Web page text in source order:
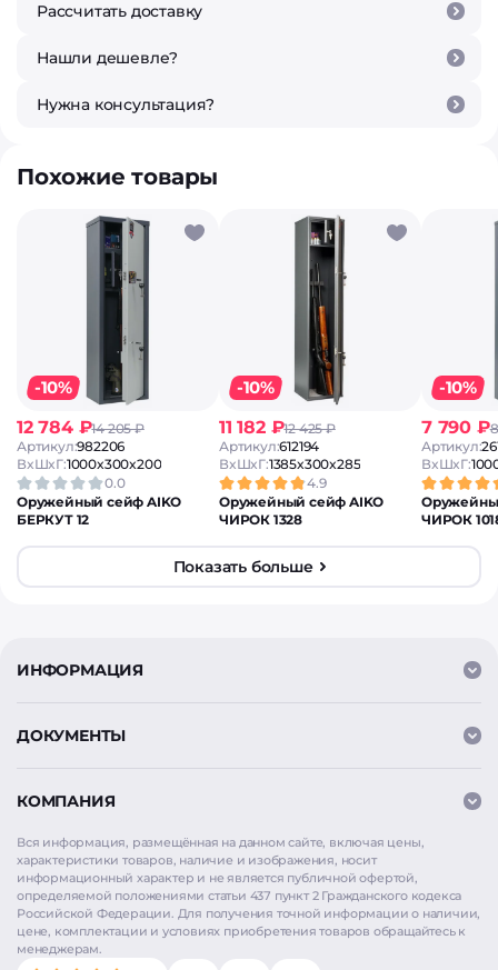
Рассчитать доставку
Нашли дешевле?
Нужна консультация?
Похожие товары
-10%
12 784 ₽14 205 ₽
Артикул:982206
ВxШxГ:1000x300x200
0.0
Оружейный сейф AIKO
БЕРКУТ 12
-10%
11 182 ₽12 425 ₽
Артикул:612194
ВxШxГ:1385x300x285
4.9
Оружейный сейф AIKO
ЧИРОК 1328
-10%
7 790 ₽
Артикул:
ВxШxГ:
ЧИРОК
Показать больше
Вся информация, размещённая на данном сайте, включая цены,
характеристики товаров, наличие и изображения, носит
информационный характер и не является публичной офертой,
определяемой положениями статьи 437 пункт 2 Гражданского кодекса
Российской Федерации. Для получения точной информации о наличии,
цене, комплектации и условиях приобретения товаров обращайтесь к
менеджерам.
ИНФОРМАЦИЯ
ДОКУМЕНТЫ
КОМПАНИЯ
Мы используем